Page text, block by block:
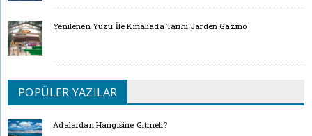
Yenilenen Yüzü İle Kınalıada Tarihi Jarden Gazino
POPÜLER YAZILAR
Adalardan Hangisine Gitmeli?